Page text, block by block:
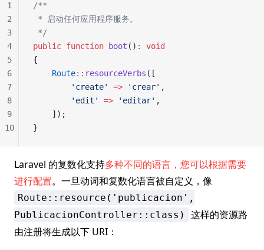
/**
* 启动任何应用程序服务。
*/
public function boot () :
void
{
    Route
:: resourceVerbs ([
        'create'
=> 'crear' ,
        'edit'
=> 'editar' ,
    ]);
}
1
2
3
4
5
6
7
8
9
10
Laravel 的复数化支持多种不同的语言，您可以根据需要
进行配置。一旦动词和复数化语言被自定义，像
Route::resource('publicacion',
PublicacionController::class)
这样的资源路
由注册将生成以下 URI：